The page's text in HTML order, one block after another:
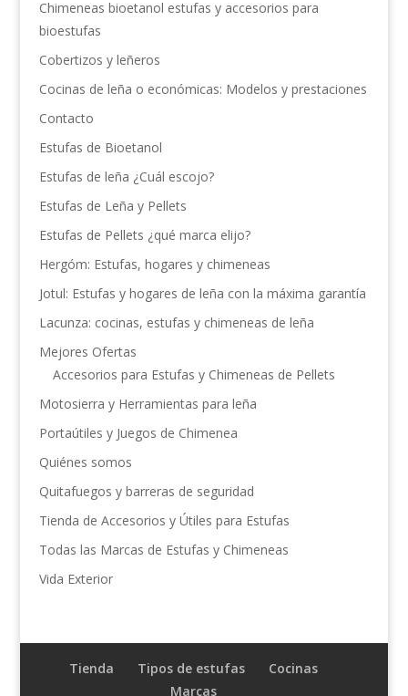
Chimeneas bioetanol estufas y accesorios para
bioestufas
Cobertizos y leñeros
Cocinas de leña o económicas: Modelos y prestaciones
Contacto
Estufas de Bioetanol
Estufas de leña ¿Cuál escojo?
Estufas de Leña y Pellets
Estufas de Pellets ¿qué marca elijo?
Hergóm: Estufas, hogares y chimeneas
Jotul: Estufas y hogares de leña con la máxima garantía
Lacunza: cocinas, estufas y chimeneas de leña
Mejores Ofertas
Accesorios para Estufas y Chimeneas de Pellets
Motosierra y Herramientas para leña
Portaútiles y Juegos de Chimenea
Quiénes somos
Quitafuegos y barreras de seguridad
Tienda de Accesorios y Útiles para Estufas
Todas las Marcas de Estufas y Chimeneas
Vida Exterior
Tienda Tipos de estufas
Cocinas
Marcas